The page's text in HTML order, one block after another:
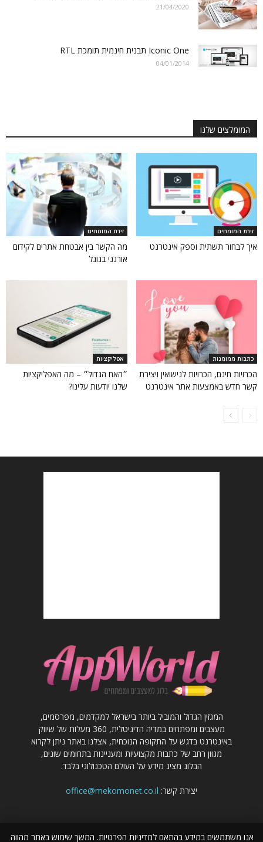
21/04/2020
Iconic One תבנית חינמית תומכת RTL
04/01/2014
המומלצים שלנו
זירת המומחים
איך לבחור תשתית וספק אינטרנט
זירת המומחים
מה הקשר בין אבטחת אתרים לקידום
אורגני בגוגל
כתבות ממומנות
הכרויות חינם, הכרויות לנישואין ויצירת
קשר חדש באמצעות אתר אינטרנט
אפליקציות
״האח הגדול״ – מה האפליקציות
שלנו יודעות עלינו?
המגזין הגדול והמוביל ביותר בישראל למקדמים, מפרסמים,
מעצבים ומפתחים במדיה הדיגיטלית, 360 מעלות של שיווק
באינטרנט בדגש על התקופה הנוכחית, אצלנו באתר ניתן לקרוא
מגוון רחב של כתבות מקצועיות ומעניינות בתחומים שונים,
הבלוג מציג מידע על העולם הטכנולוגי בלבד.
יצירת קשר: office@mekomonet.co.il
אנו משתמשים במידע בהתאם למדיניות הפרטיות. המשך שימוש באתר מהווה